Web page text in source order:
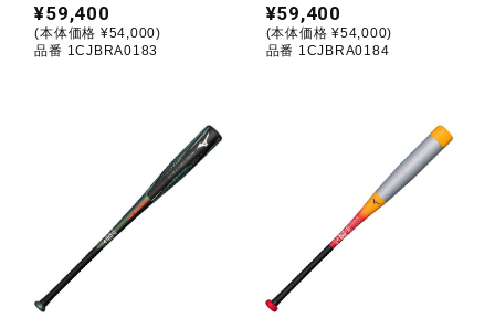
ソフトボール
ウィンタースポーツ
¥59,400
(本体価格 ¥54,000)
品番 1CJBRA0183
¥59,400
(本体価格 ¥54,000)
品番 1CJBRA0184